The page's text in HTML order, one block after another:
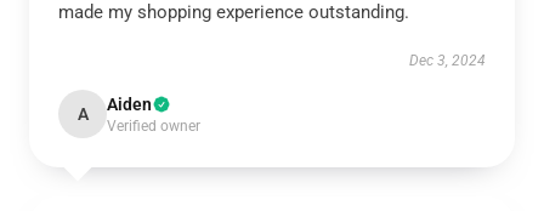
made my shopping experience outstanding.
Dec 3, 2024
A Aiden
Verified owner